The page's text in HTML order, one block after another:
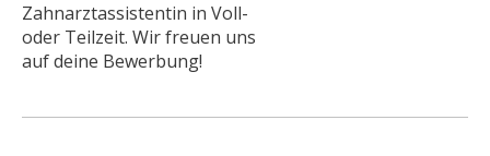
Zahnarztassistentin in Voll-
oder Teilzeit. Wir freuen uns
auf deine Bewerbung!